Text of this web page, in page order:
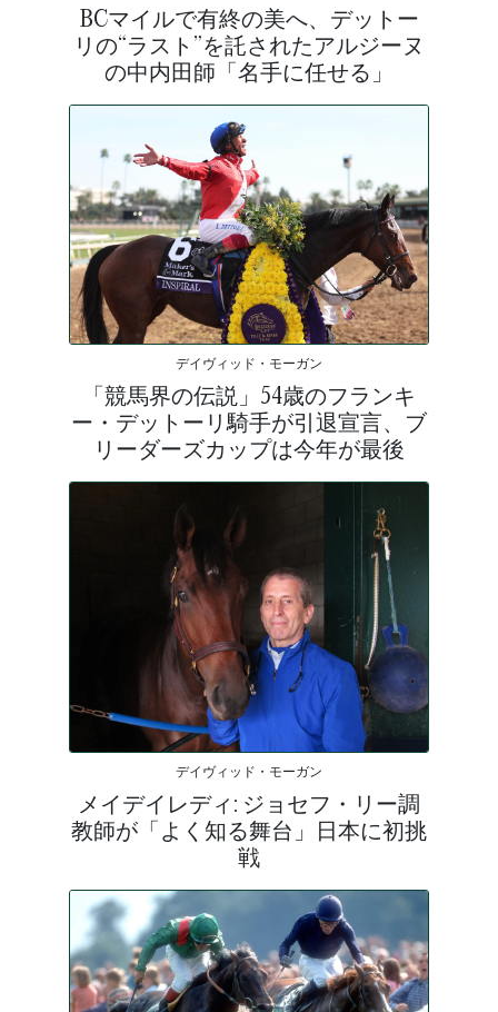
BCマイルで有終の美へ、デットー
リの“ラスト”を託されたアルジーヌ
の中内田師「名手に任せる」
デイヴィッド・モーガン
「競馬界の伝説」54歳のフランキ
ー・デットーリ騎手が引退宣言、ブ
リーダーズカップは今年が最後
デイヴィッド・モーガン
メイデイレディ: ジョセフ・リー調
教師が「よく知る舞台」日本に初挑
戦